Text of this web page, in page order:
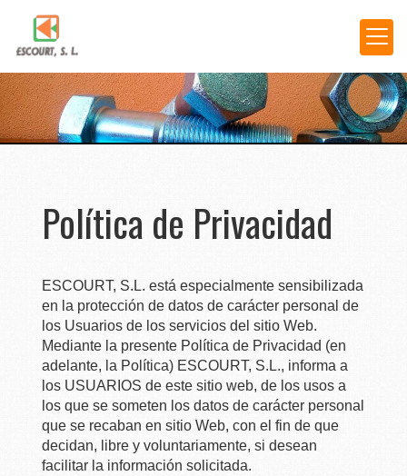
Política de Privacidad
ESCOURT, S.L. está especialmente sensibilizada
en la protección de datos de carácter personal de
los Usuarios de los servicios del sitio Web.
Mediante la presente Política de Privacidad (en
adelante, la Política) ESCOURT, S.L., informa a
los USUARIOS de este sitio web, de los usos a
los que se someten los datos de carácter personal
que se recaban en sitio Web, con el fin de que
decidan, libre y voluntariamente, si desean
facilitar la información solicitada.